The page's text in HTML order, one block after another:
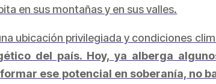
en sus montañas y en sus valles.
ubicación privilegiada y condiciones
del país. Hoy, ya alberga
ese potencial en soberanía, no